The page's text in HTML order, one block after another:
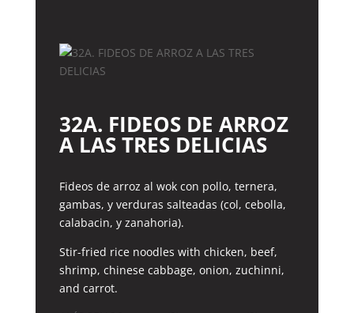
32A. FIDEOS DE ARROZ
A LAS TRES DELICIAS
Fideos de arroz al wok con pollo, ternera,
gambas, y verduras salteadas (col, cebolla,
calabacin, y zanahoria).
Stir-fried rice noodles with chicken, beef,
shrimp, chinese cabbage, onion, zuchinni,
and carrot.